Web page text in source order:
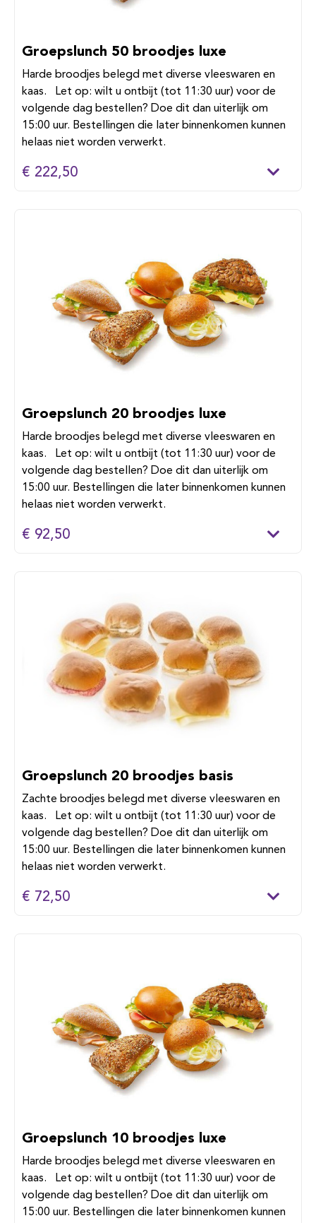
Groepslunch 50 broodjes luxe
Harde broodjes belegd met diverse vleeswaren en
kaas. Let op: wilt u ontbijt (tot 11:30 uur) voor de
volgende dag bestellen? Doe dit dan uiterlijk om
15:00 uur. Bestellingen die later binnenkomen kunnen
helaas niet worden verwerkt.
€ 222,50
Groepslunch 20 broodjes luxe
Harde broodjes belegd met diverse vleeswaren en
kaas. Let op: wilt u ontbijt (tot 11:30 uur) voor de
volgende dag bestellen? Doe dit dan uiterlijk om
15:00 uur. Bestellingen die later binnenkomen kunnen
helaas niet worden verwerkt.
€ 92,50
Groepslunch 20 broodjes basis
Zachte broodjes belegd met diverse vleeswaren en
kaas. Let op: wilt u ontbijt (tot 11:30 uur) voor de
volgende dag bestellen? Doe dit dan uiterlijk om
15:00 uur. Bestellingen die later binnenkomen kunnen
helaas niet worden verwerkt.
€ 72,50
Groepslunch 10 broodjes luxe
Harde broodjes belegd met diverse vleeswaren en
kaas. Let op: wilt u ontbijt (tot 11:30 uur) voor de
volgende dag bestellen? Doe dit dan uiterlijk om
15:00 uur. Bestellingen die later binnenkomen kunnen